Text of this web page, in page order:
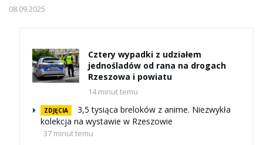
08.09.2025
Cztery wypadki z udziałem
jednośladów od rana na drogach
Rzeszowa i powiatu
14 minut temu
ZDJĘCIA
3,5 tysiąca breloków z anime. Niezwykła
kolekcja na wystawie w Rzeszowie
37 minut temu